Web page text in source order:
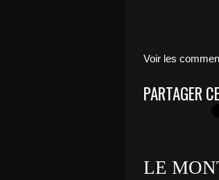
Voir les
PARTAGER
LE